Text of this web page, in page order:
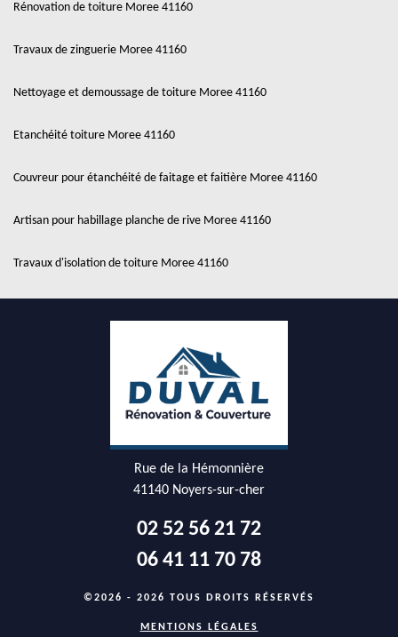
Rénovation de toiture Moree 41160
Travaux de zinguerie Moree 41160
Nettoyage et demoussage de toiture Moree 41160
Etanchéité toiture Moree 41160
Couvreur pour étanchéité de faitage et faitière Moree 41160
Artisan pour habillage planche de rive Moree 41160
Travaux d'isolation de toiture Moree 41160
Rue de la Hémonnière
41140 Noyers-sur-cher
02 52 56 21 72
06 41 11 70 78
©2026 - 2026 TOUS DROITS RÉSERVÉS
MENTIONS LÉGALES